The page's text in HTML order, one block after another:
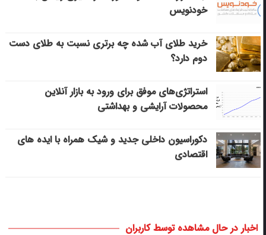
خودنویس
خرید طلای آب شده چه برتری نسبت به طلای دست
دوم دارد؟
استراتژی‌های موفق برای ورود به بازار آنلاین
محصولات آرایشی و بهداشتی
دکوراسیون داخلی جدید و شیک همراه با ایده های
اقتصادی
اخبار در حال مشاهده توسط کاربران